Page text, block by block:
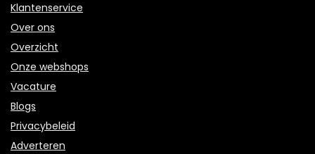
Klantenservice
Over ons
Overzicht
Onze webshops
Vacature
Blogs
Privacybeleid
Adverteren